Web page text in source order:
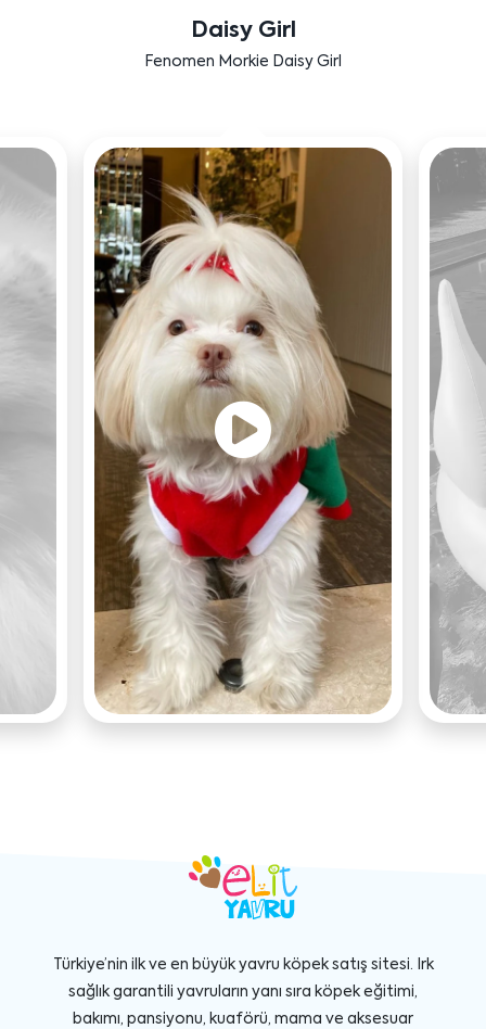
Daisy Girl
Fenomen Morkie Daisy Girl
Türkiye’nin ilk ve en büyük yavru köpek satış sitesi. Irk
sağlık garantili yavruların yanı sıra köpek eğitimi,
bakımı, pansiyonu, kuaförü, mama ve aksesuar